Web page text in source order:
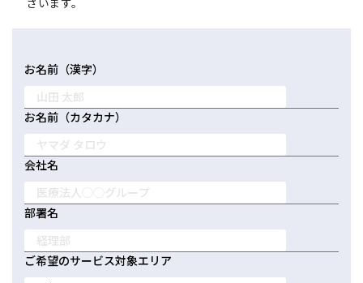
グループ企業一覧
日本クレアス社会保険労務士法人
日本クレアス弁護士法人
株式会社コーポレート・アドバイザーズ・アカウンティング
株式会社コーポレート・アドバイザーズM&A
株式会社日本クレアスBPOサポート
お名前（漢字）
お名前（カタカナ）
会社名
部署名
ご希望のサービス対象エリア